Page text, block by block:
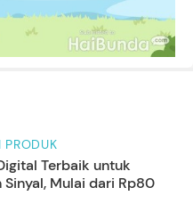
PRODUK
Terbaik untuk
Sinyal, Mulai dari Rp80